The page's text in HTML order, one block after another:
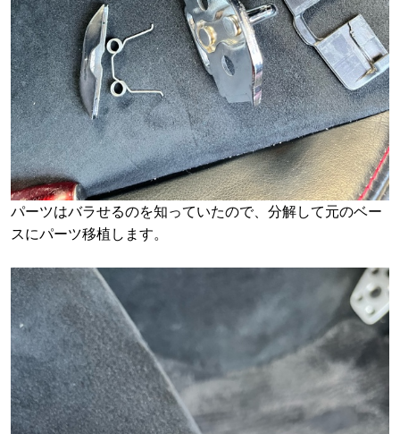
パーツはバラせるのを知っていたので、分解して元のベー
スにパーツ移植します。